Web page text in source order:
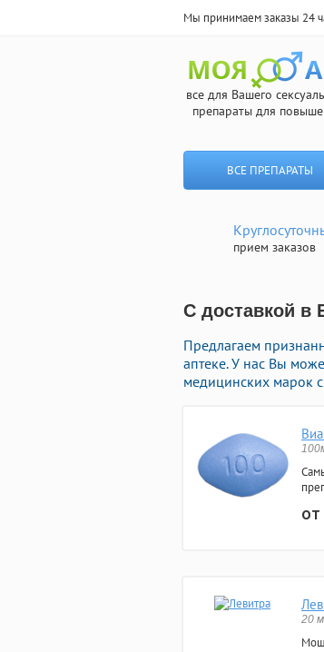
Мы принимаем заказы 24
все для Вашего
препараты для
ВСЕ ПРЕПАРАТЫ
прием заказов
С доставкой в
Предлагаем
аптеке. У нас Вы
медицинских марок
20